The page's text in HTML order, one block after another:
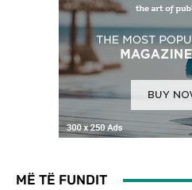
MË TË FUNDIT